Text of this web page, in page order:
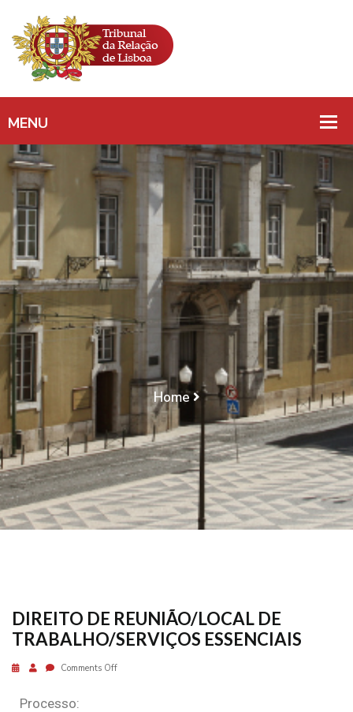
DIREITO DE
REUNIÃO/LOCAL DE
TRABALHO/SERVIÇOS
ESSENCIAIS
Home
DIREITO DE REUNIÃO/LOCAL DE
TRABALHO/SERVIÇOS ESSENCIAIS
DIREITO DE REUNIÃO/LOCAL DE
TRABALHO/SERVIÇOS ESSENCIAIS
Comments Off
Processo: